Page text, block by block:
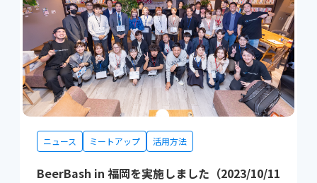
ニュース ミートアップ 活用方法
BeerBash in 福岡を実施しました（2023/10/11